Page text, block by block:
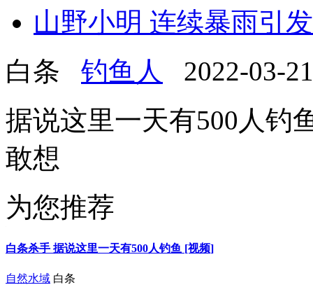
山野小明 连续暴雨引
白条 钓鱼人
2022-03-
据说这里一天有500人钓
敢想
为您推荐
白条杀手 据说这里一天有500人钓鱼 [视频]
自然水域 白条